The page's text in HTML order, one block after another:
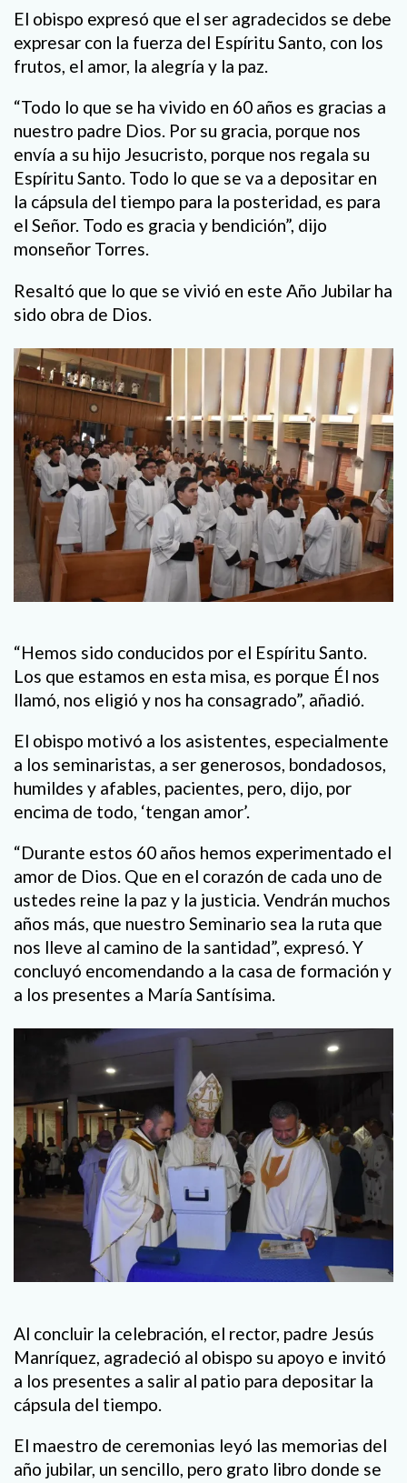
El obispo expresó que el ser agradecidos se debe
expresar con la fuerza del Espíritu Santo, con los
frutos, el amor, la alegría y la paz.
“Todo lo que se ha vivido en 60 años es gracias a
nuestro padre Dios. Por su gracia, porque nos
envía a su hijo Jesucristo, porque nos regala su
Espíritu Santo. Todo lo que se va a depositar en
la cápsula del tiempo para la posteridad, es para
el Señor. Todo es gracia y bendición”, dijo
monseñor Torres.
Resaltó que lo que se vivió en este Año Jubilar ha
sido obra de Dios.
“Hemos sido conducidos por el Espíritu Santo.
Los que estamos en esta misa, es porque Él nos
llamó, nos eligió y nos ha consagrado”, añadió.
El obispo motivó a los asistentes, especialmente
a los seminaristas, a ser generosos, bondadosos,
humildes y afables, pacientes, pero, dijo, por
encima de todo, ‘tengan amor’.
“Durante estos 60 años hemos experimentado el
amor de Dios. Que en el corazón de cada uno de
ustedes reine la paz y la justicia. Vendrán muchos
años más, que nuestro Seminario sea la ruta que
nos lleve al camino de la santidad”, expresó. Y
concluyó encomendando a la casa de formación y
a los presentes a María Santísima.
Al concluir la celebración, el rector, padre Jesús
Manríquez, agradeció al obispo su apoyo e invitó
a los presentes a salir al patio para depositar la
cápsula del tiempo.
El maestro de ceremonias leyó las memorias del
año jubilar, un sencillo, pero grato libro donde se